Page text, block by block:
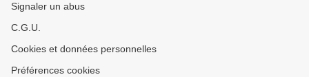
Signaler un abus
C.G.U.
Cookies et données personnelles
Préférences cookies